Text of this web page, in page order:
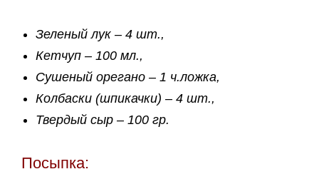
Зеленый лук – 4 шт.,
Кетчуп – 100 мл.,
Сушеный орегано – 1 ч.ложка,
Колбаски (шпикачки) – 4 шт.,
Твердый сыр – 100 гр.
Посыпка: